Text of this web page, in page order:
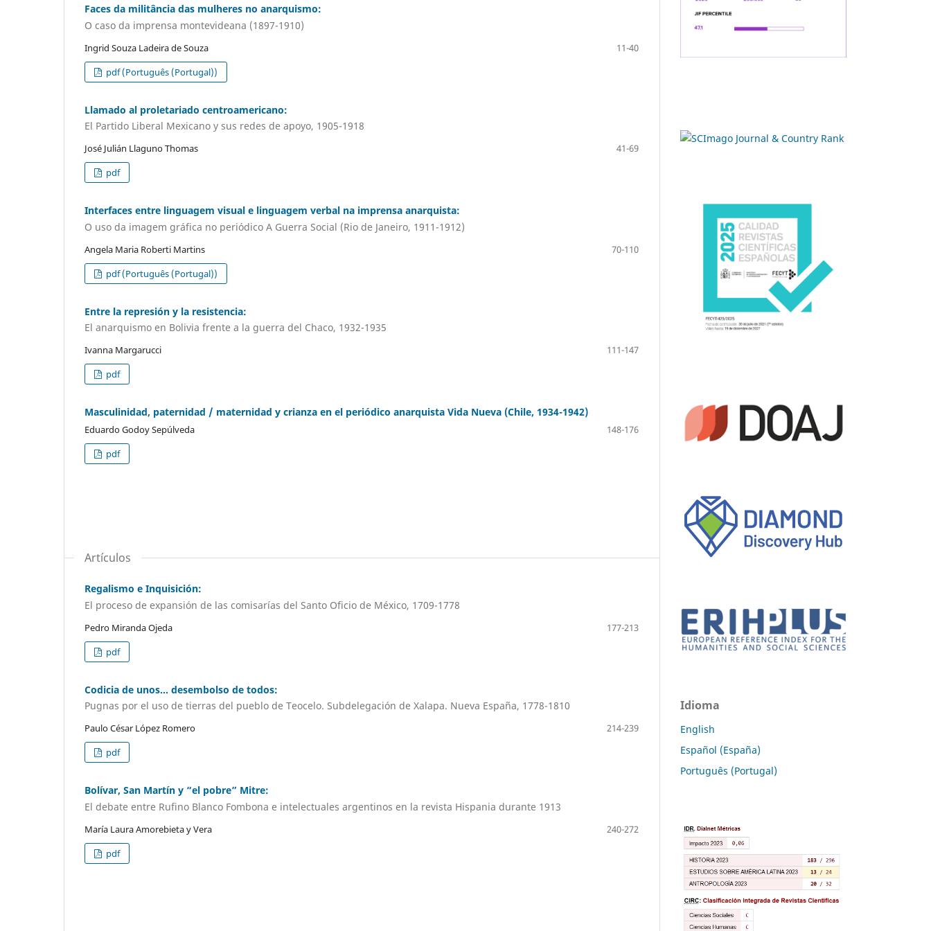
Faces da militância das mulheres no anarquismo:
O caso da imprensa montevideana (1897-1910)
Ingrid Souza Ladeira de Souza
11-40
pdf (Português (Portugal))
Llamado al proletariado centroamericano:
El Partido Liberal Mexicano y sus redes de apoyo, 1905-1918
José Julián Llaguno Thomas
41-69
pdf
Interfaces entre linguagem visual e linguagem verbal na imprensa anarquista:
O uso da imagem gráfica no periódico A Guerra Social (Rio de Janeiro, 1911-1912)
Angela Maria Roberti Martins
70-110
pdf (Português (Portugal))
Entre la represión y la resistencia:
El anarquismo en Bolivia frente a la guerra del Chaco, 1932-1935
Ivanna Margarucci
111-147
pdf
Masculinidad, paternidad / maternidad y crianza en el periódico anarquista Vida Nueva (Chile, 1934-1942)
Eduardo Godoy Sepúlveda
148-176
pdf
Artículos
Regalismo e Inquisición:
El proceso de expansión de las comisarías del Santo Oficio de México, 1709-1778
Pedro Miranda Ojeda
177-213
pdf
Codicia de unos… desembolso de todos:
Pugnas por el uso de tierras del pueblo de Teocelo. Subdelegación de Xalapa. Nueva España, 1778-1810
Paulo César López Romero
214-239
pdf
Bolívar, San Martín y “el pobre” Mitre:
El debate entre Rufino Blanco Fombona e intelectuales argentinos en la revista Hispania durante 1913
María Laura Amorebieta y Vera
240-272
pdf
Idioma
English
Español (España)
Português (Portugal)